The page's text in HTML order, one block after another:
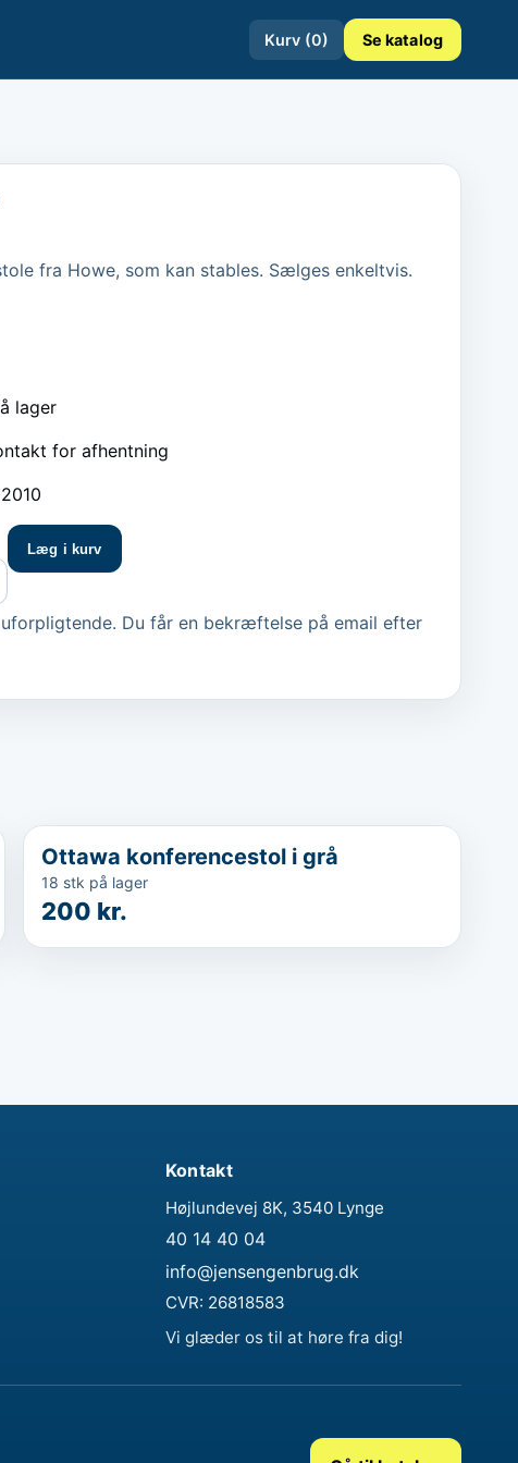
Kurv (0) Se katalog
fra Howe, som kan stables. Sælges enkeltvis.
lager
for afhentning
2010
Læg i kurv
Du får en bekræftelse på email efter
Ottawa konferencestol i grå
18 stk på lager
200 kr.
Kontakt
Højlundevej 8K, 3540 Lynge
40 14 40 04
info@jensengenbrug.dk
CVR: 26818583
Vi glæder os til at høre fra dig!